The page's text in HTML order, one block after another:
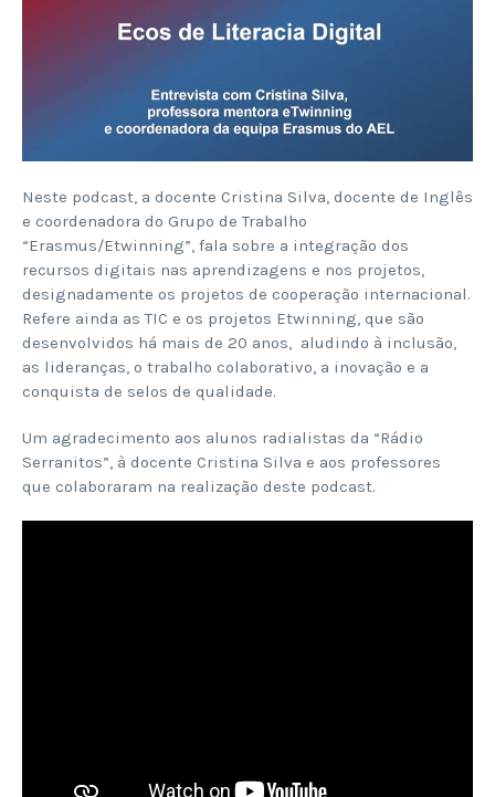
Neste podcast, a docente Cristina Silva, docente de Inglês
e coordenadora do Grupo de Trabalho
“Erasmus/Etwinning”, fala sobre a integração dos
recursos digitais nas aprendizagens e nos projetos,
designadamente os projetos de cooperação internacional.
Refere ainda as TIC e os projetos Etwinning, que são
desenvolvidos há mais de 20 anos, aludindo à inclusão,
as lideranças, o trabalho colaborativo, a inovação e a
conquista de selos de qualidade.
Um agradecimento aos alunos radialistas da “Rádio
Serranitos”, à docente Cristina Silva e aos professores
que colaboraram na realização deste podcast.